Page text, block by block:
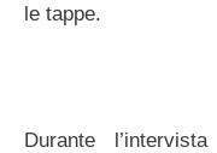
le tappe.
Durante